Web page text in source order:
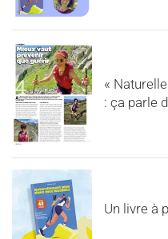
«
: ça parle
Un livre à